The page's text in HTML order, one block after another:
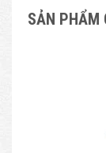
SẢN PHẨM